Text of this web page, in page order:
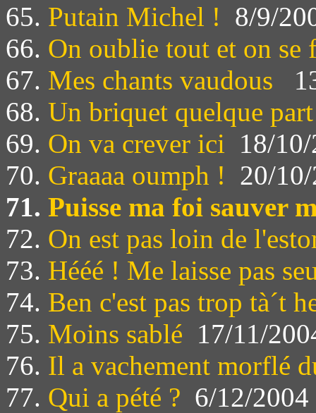
65. Putain Michel ! 8/9/
66. On oublie tout et on
67. Mes chants vaudous
68. Un briquet quelque part
69. On va crever ici 18/
70. Graaaa oumph ! 20/
71. Puisse ma foi sauver
72. On est pas loin de
73. Hééé ! Me laisse pas
74. Ben c'est pas trop tà´t
75. Moins sablé 17/11/
76. Il a vachement morflé
77. Qui a pété ? 6/12/2004